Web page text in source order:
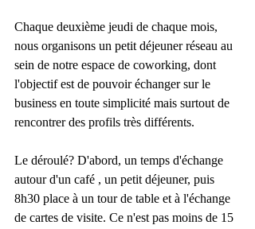
Chaque deuxième jeudi de chaque mois,
nous organisons un petit déjeuner réseau au
sein de notre espace de coworking, dont
l'objectif est de pouvoir échanger sur le
business en toute simplicité mais surtout de
rencontrer des profils très différents.
Le déroulé? D'abord, un temps d'échange
autour d'un café , un petit déjeuner, puis
8h30 place à un tour de table et à l'échange
de cartes de visite. Ce n'est pas moins de 15